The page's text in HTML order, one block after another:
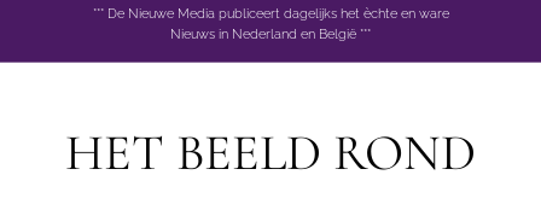
*** De Nieuwe Media publiceert dagelijks het èchte en ware
Nieuws in Nederland en België ***
HET BEELD ROND